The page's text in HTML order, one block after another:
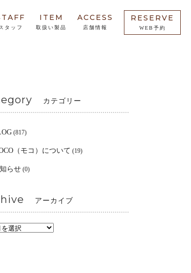
タッフ
ITEM
取扱い製品
ACCESS
店舗情報
RESERVE
WEB予約
カテゴリー
(817)
（モコ）について (19)
らせ (0)
アーカイブ